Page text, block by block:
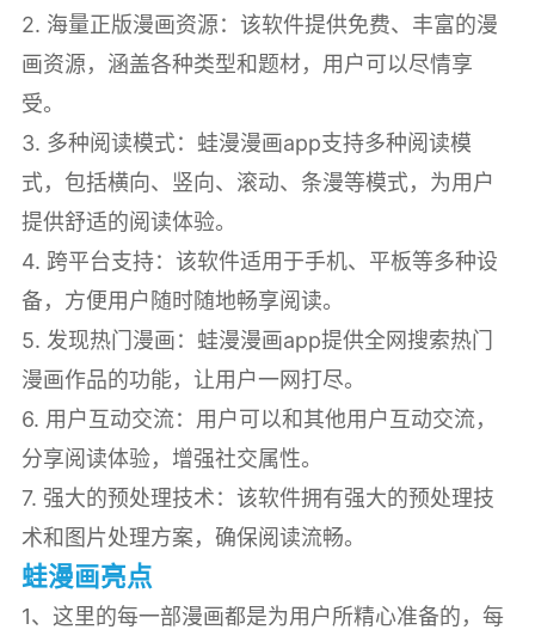
2. 海量正版漫画资源：该软件提供免费、丰富的漫
画资源，涵盖各种类型和题材，用户可以尽情享
受。
3. 多种阅读模式：蛙漫漫画app支持多种阅读模
式，包括横向、竖向、滚动、条漫等模式，为用户
提供舒适的阅读体验。
4. 跨平台支持：该软件适用于手机、平板等多种设
备，方便用户随时随地畅享阅读。
5. 发现热门漫画：蛙漫漫画app提供全网搜索热门
漫画作品的功能，让用户一网打尽。
6. 用户互动交流：用户可以和其他用户互动交流，
分享阅读体验，增强社交属性。
7. 强大的预处理技术：该软件拥有强大的预处理技
术和图片处理方案，确保阅读流畅。
蛙漫画亮点
1、这里的每一部漫画都是为用户所精心准备的，每